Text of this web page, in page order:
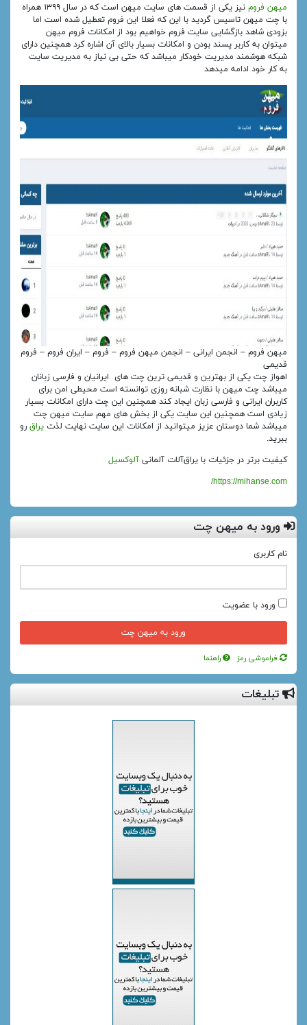
ورود به میهن چت
نام کاربری
ورود با عضویت
فراموشی رمز راهنما
میهن فروم
نیز یکی از قسمت های سایت میهن است که در سال ۱۳۹۹ همراه
با چت میهن تاسیس گردید با این که فعلا این فروم تعطیل شده است اما
بزودی شاهد بازگشایی سایت فروم خواهیم بود از امکانات فروم میهن
میتوان به کاربر پسند بودن و امکانات بسیار بالای آن اشاره کرد همچنین دارای
شبکه هوشمند مدیریت خودکار میباشد که حتی بی نیاز به مدیریت سایت
به کار خود ادامه میدهد
میهن فروم – انجمن ایرانی – انجمن میهن فروم – فروم – ایران فروم – فروم
قدیمی
اهواز چت یکی از بهترین و قدیمی ترین چت های ایرانیان و فارسی زبانان
میباشد چت میهن با نظارت شبانه روزی توانسته است محیطی امن برای
کاربران ایرانی و فارسی زبان ایجاد کند همچنین این چت دارای امکانات بسیار
زیادی است همچنین این سایت یکی از بخش های مهم سایت میهن چت
میباشد شما دوستان عزیز میتوانید از امکانات این سایت نهایت لذت یراقرو
ببرید.
کیفیت برتر در جزئیات با یراق‌آلات آلمانی آلوکسیل
https://mihanse.com/
تبلیغات